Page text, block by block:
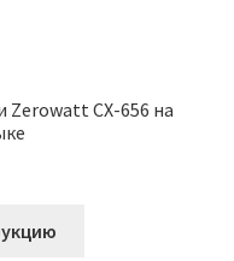
Zerowatt CX-656 на